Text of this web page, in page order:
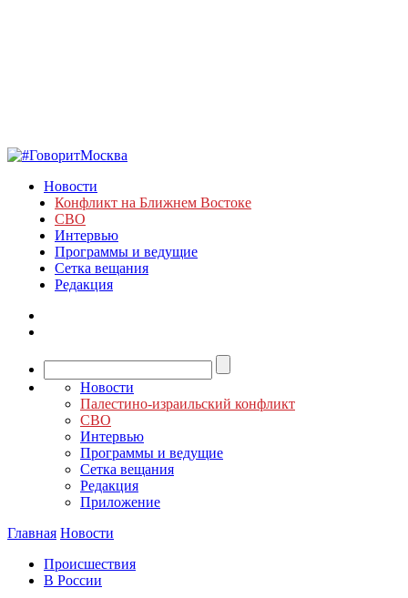
Новости
Конфликт на Ближнем Востоке
СВО
Интервью
Программы и ведущие
Сетка вещания
Редакция
Новости
Палестино-израильский конфликт
СВО
Интервью
Программы и ведущие
Сетка вещания
Редакция
Приложение
Главная Новости
Происшествия
В России